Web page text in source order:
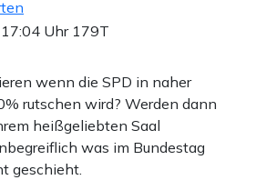
Uhr 179T
wenn die SPD in naher
rutschen wird? Werden dann
heißgeliebten Saal
was im Bundestag
geschieht.